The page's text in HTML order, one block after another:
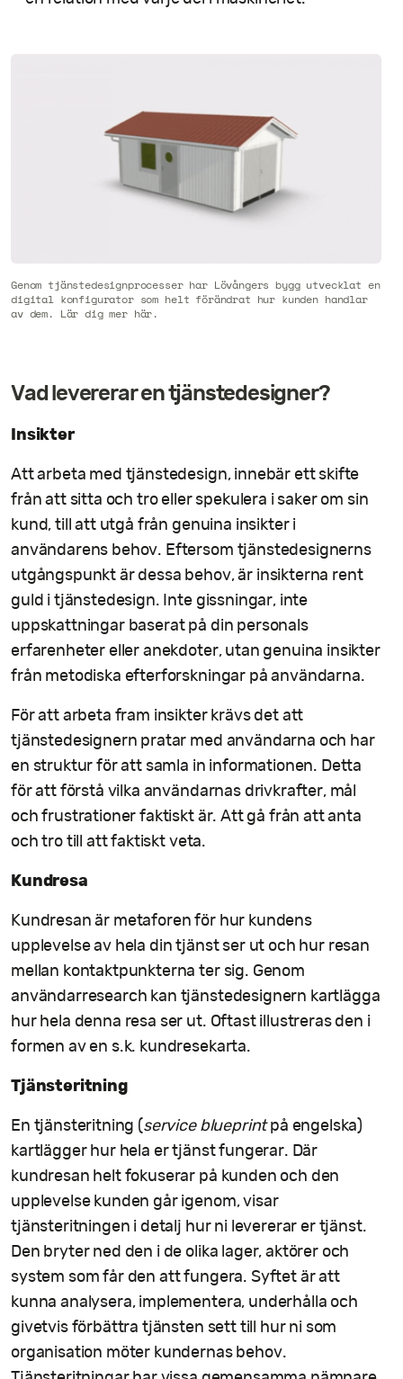
Genom tjänstedesignprocesser har Lövångers bygg utvecklat en
digital konfigurator som helt förändrat hur kunden handlar
av dem. Lär dig mer här.
Vad levererar en tjänstedesigner?
Insikter
Att arbeta med tjänstedesign, innebär ett skifte
från att sitta och tro eller spekulera i saker om sin
kund, till att utgå från genuina insikter i
användarens behov. Eftersom tjänstedesignerns
utgångspunkt är dessa behov, är insikterna rent
guld i tjänstedesign. Inte gissningar, inte
uppskattningar baserat på din personals
erfarenheter eller anekdoter, utan genuina insikter
från metodiska efterforskningar på användarna.
För att arbeta fram insikter krävs det att
tjänstedesignern pratar med användarna och har
en struktur för att samla in informationen. Detta
för att förstå vilka användarnas drivkrafter, mål
och frustrationer faktiskt är. Att gå från att anta
och tro till att faktiskt veta.
Kundresa
Kundresan är metaforen för hur kundens
upplevelse av hela din tjänst ser ut och hur resan
mellan kontaktpunkterna ter sig. Genom
användarresearch kan tjänstedesignern kartlägga
hur hela denna resa ser ut. Oftast illustreras den i
formen av en s.k. kundresekarta.
Tjänsteritning
En tjänsteritning (service blueprintpå engelska)
kartlägger hur hela er tjänst fungerar. Där
kundresan helt fokuserar på kunden och den
upplevelse kunden går igenom, visar
tjänsteritningen i detalj hur ni levererar er tjänst.
Den bryter ned den i de olika lager, aktörer och
system som får den att fungera. Syftet är att
kunna analysera, implementera, underhålla och
givetvis förbättra tjänsten sett till hur ni som
organisation möter kundernas behov.